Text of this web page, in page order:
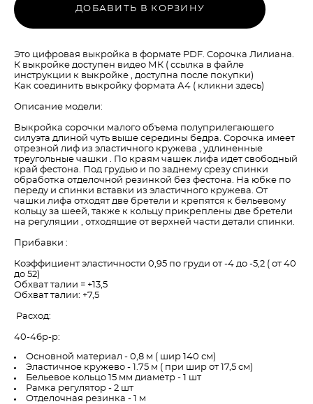
ДОБАВИТЬ В КОРЗИНУ
Это цифровая выкройка в формате PDF. Сорочка Лилиана.
К выкройке доступен видео МК ( ссылка в файле
инструкции к выкройке , доступна после покупки)
Как соединить выкройку формата А4 ( кликни здесь)
Описание модели:
Выкройка сорочки малого объема полуприлегающего
силуэта длиной чуть выше середины бедра. Сорочка имеет
отрезной лиф из эластичного кружева , удлиненные
треугольные чашки . По краям чашек лифа идет свободный
край фестона. Под грудью и по заднему срезу спинки
обработка отделочной резинкой без фестона. На юбке по
переду и спинки вставки из эластичного кружева. От
чашки лифа отходят две бретели и крепятся к бельевому
кольцу за шеей, также к кольцу прикреплены две бретели
на регуляции , отходящие от верхней части детали спинки.
Прибавки :
Коэффициент эластичности 0,95 по груди от -4 до -5,2 ( от 40
до 52)
Обхват талии = +13,5
Обхват талии: +7,5
Расход:
40-46р-р:
Основной материал - 0,8 м ( шир 140 см)
Эластичное кружево - 1.75 м ( при шир от 17,5 см)
Бельевое кольцо 15 мм диаметр - 1 шт
Рамка регулятор - 2 шт
Отделочная резинка - 1 м